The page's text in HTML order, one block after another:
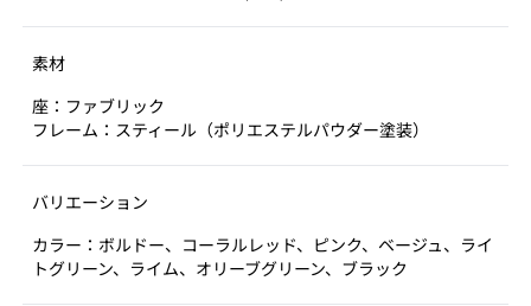
素材
座：ファブリック
フレーム：スティール（ポリエステルパウダー塗装）
バリエーション
カラー：ボルドー、コーラルレッド、ピンク、ベージュ、ライ
トグリーン、ライム、オリーブグリーン、ブラック